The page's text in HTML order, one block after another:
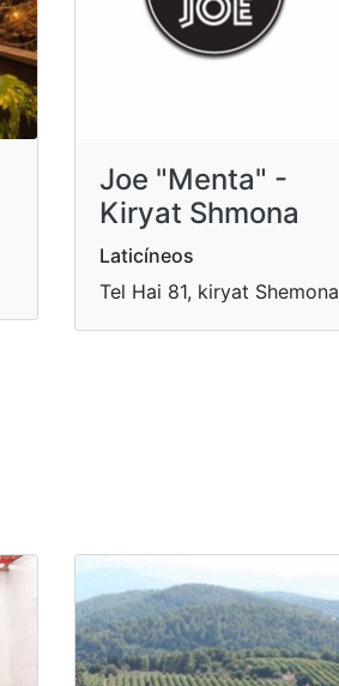
Joe "Menta" -
Kiryat Shmona
Laticíneos
Tel Hai 81, kiryat Shemona